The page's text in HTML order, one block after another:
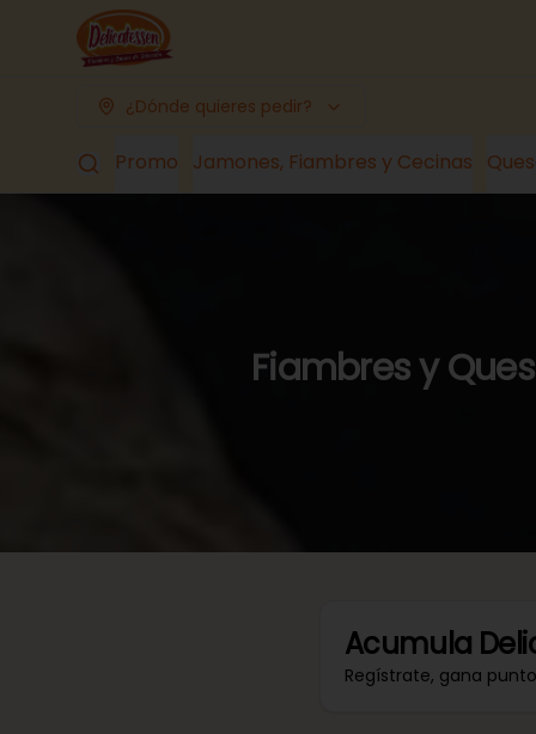
¿Dónde quieres pedir?
Promo Jamones, Fiambres y Cecinas
Fiambres y
Acumula
Regístrate, gana